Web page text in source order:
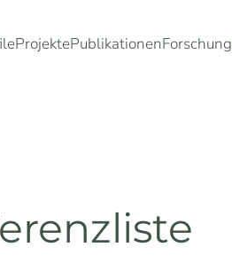
ProjektePublikationenForschung